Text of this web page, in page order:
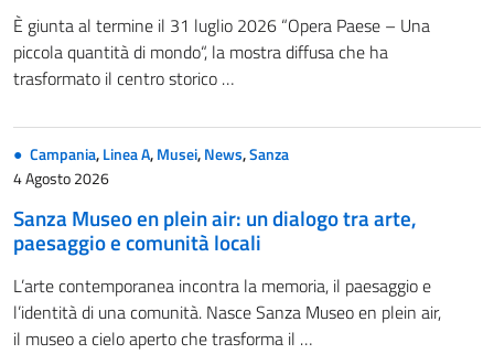
È giunta al termine il 31 luglio 2026 “Opera Paese – Una
piccola quantità di mondo“, la mostra diffusa che ha
trasformato il centro storico …
Campania,Linea A,Musei,News,Sanza
4 Agosto 2026
Sanza Museo en plein air: un dialogo tra arte,
paesaggio e comunità locali
L’arte contemporanea incontra la memoria, il paesaggio e
l’identità di una comunità. Nasce Sanza Museo en plein air,
il museo a cielo aperto che trasforma il …